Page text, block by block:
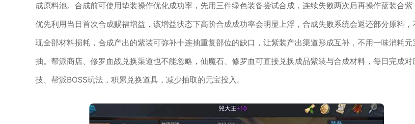
成原料池。合成前可使用垫装操作优化成功率，先用三件绿色装备尝试合成，连续失败两次后再操作蓝装合紫
优先利用当日首次合成赐福增益，该增益状态下高阶合成成功率会明显上浮，合成失败系统会返还部分原料，
现全部材料损耗，合成产出的紫装可弥补十连抽重复部位的缺口，让紫装产出渠道形成互补，不用一味消耗元
抽。帮派商店、修罗血战兑换渠道也不能忽略，仙魔石、修罗血可直接兑换成品紫装与合成材料，每日完成对
技、帮派BOSS玩法，积累兑换道具，减少抽取的元宝投入。